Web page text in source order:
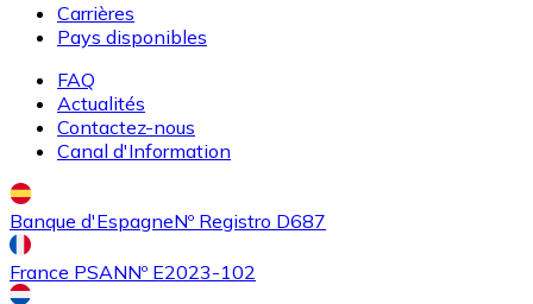
AcheterAlgorandavec virement bancaire
ALGO
Carrières
Pays disponibles
FAQ
Actualités
Contactez-nous
Canal d'Information
Banque d'EspagneNº Registro D687
France PSANNº E2023-102